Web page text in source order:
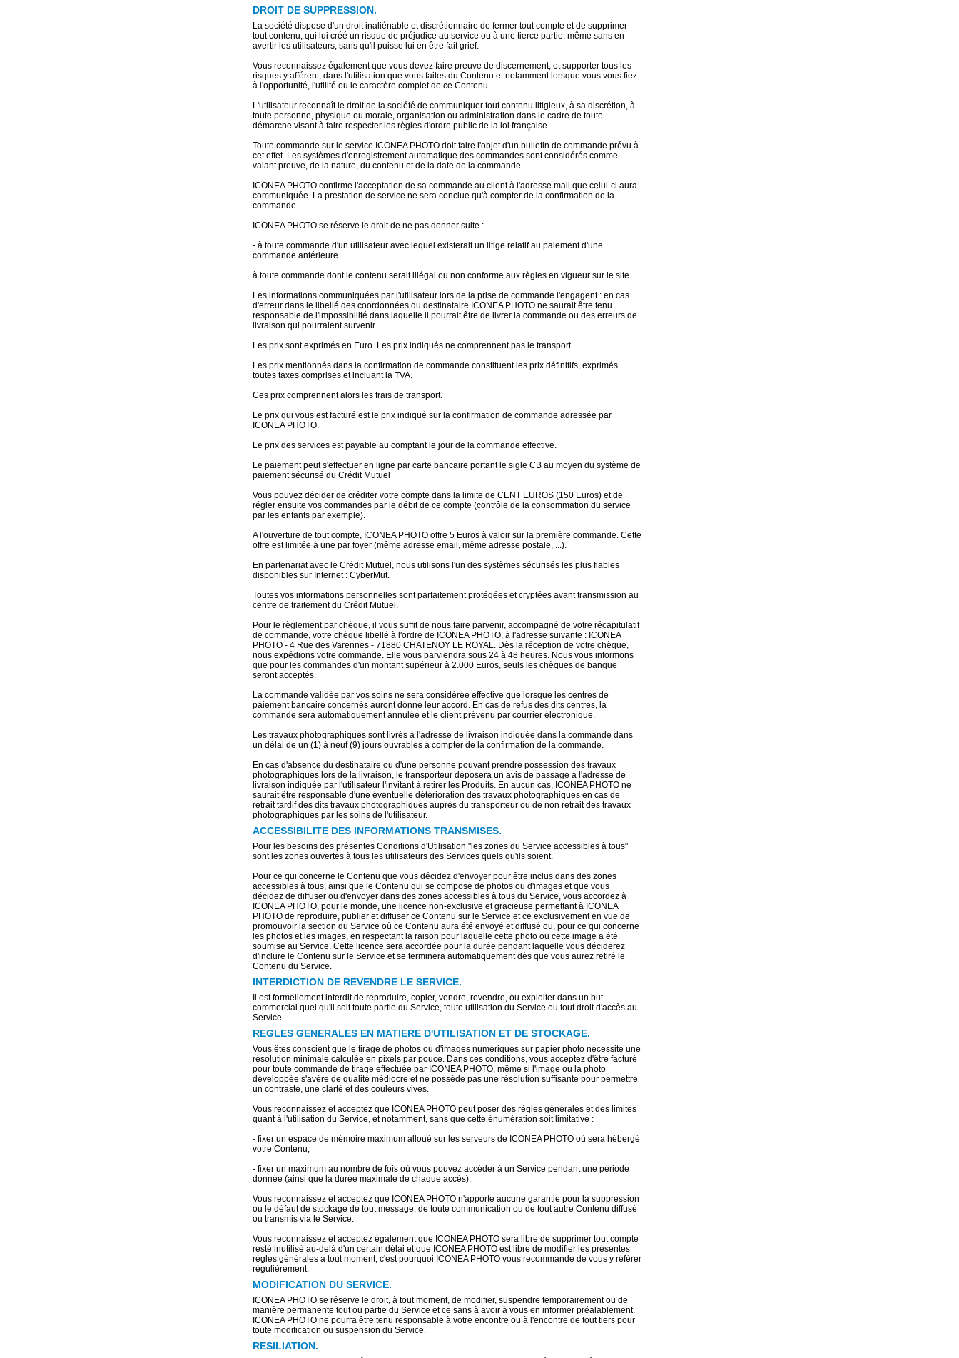
DROIT DE SUPPRESSION.
La société dispose d'un droit inaliénable et discrétionnaire de fermer tout compte et de supprimer
tout contenu, qui lui créé un risque de préjudice au service ou à une tierce partie, même sans en
avertir les utilisateurs, sans qu'il puisse lui en être fait grief.
Vous reconnaissez également que vous devez faire preuve de discernement, et supporter tous les
risques y afférent, dans l'utilisation que vous faites du Contenu et notamment lorsque vous vous fiez
à l'opportunité, l'utilité ou le caractère complet de ce Contenu.
L'utilisateur reconnaît le droit de la société de communiquer tout contenu litigieux, à sa discrétion, à
toute personne, physique ou morale, organisation ou administration dans le cadre de toute
démarche visant à faire respecter les règles d'ordre public de la loi française.
Toute commande sur le service ICONEA PHOTO doit faire l'objet d'un bulletin de commande prévu à
cet effet. Les systèmes d'enregistrement automatique des commandes sont considérés comme
valant preuve, de la nature, du contenu et de la date de la commande.
ICONEA PHOTO confirme l'acceptation de sa commande au client à l'adresse mail que celui-ci aura
communiquée. La prestation de service ne sera conclue qu'à compter de la confirmation de la
commande.
ICONEA PHOTO se réserve le droit de ne pas donner suite :
- à toute commande d'un utilisateur avec lequel existerait un litige relatif au paiement d'une
commande antérieure.
à toute commande dont le contenu serait illégal ou non conforme aux règles en vigueur sur le site
Les informations communiquées par l'utilisateur lors de la prise de commande l'engagent : en cas
d'erreur dans le libellé des coordonnées du destinataire ICONEA PHOTO ne saurait être tenu
responsable de l'impossibilité dans laquelle il pourrait être de livrer la commande ou des erreurs de
livraison qui pourraient survenir.
Les prix sont exprimés en Euro. Les prix indiqués ne comprennent pas le transport.
Les prix mentionnés dans la confirmation de commande constituent les prix définitifs, exprimés
toutes taxes comprises et incluant la TVA.
Ces prix comprennent alors les frais de transport.
Le prix qui vous est facturé est le prix indiqué sur la confirmation de commande adressée par
ICONEA PHOTO.
Le prix des services est payable au comptant le jour de la commande effective.
Le paiement peut s'effectuer en ligne par carte bancaire portant le sigle CB au moyen du système de
paiement sécurisé du Crédit Mutuel
Vous pouvez décider de créditer votre compte dans la limite de CENT EUROS (150 Euros) et de
régler ensuite vos commandes par le débit de ce compte (contrôle de la consommation du service
par les enfants par exemple).
A l'ouverture de tout compte, ICONEA PHOTO offre 5 Euros à valoir sur la première commande. Cette
offre est limitée à une par foyer (même adresse email, même adresse postale, ...).
En partenariat avec le Crédit Mutuel, nous utilisons l'un des systèmes sécurisés les plus fiables
disponibles sur Internet : CyberMut.
Toutes vos informations personnelles sont parfaitement protégées et cryptées avant transmission au
centre de traitement du Crédit Mutuel.
Pour le règlement par chèque, il vous suffit de nous faire parvenir, accompagné de votre récapitulatif
de commande, votre chèque libellé à l'ordre de ICONEA PHOTO, à l'adresse suivante : ICONEA
PHOTO - 4 Rue des Varennes - 71880 CHATENOY LE ROYAL. Dès la réception de votre chèque,
nous expédions votre commande. Elle vous parviendra sous 24 à 48 heures. Nous vous informons
que pour les commandes d'un montant supérieur à 2.000 Euros, seuls les chèques de banque
seront acceptés.
La commande validée par vos soins ne sera considérée effective que lorsque les centres de
paiement bancaire concernés auront donné leur accord. En cas de refus des dits centres, la
commande sera automatiquement annulée et le client prévenu par courrier électronique.
Les travaux photographiques sont livrés à l'adresse de livraison indiquée dans la commande dans
un délai de un (1) à neuf (9) jours ouvrables à compter de la confirmation de la commande.
En cas d'absence du destinataire ou d'une personne pouvant prendre possession des travaux
photographiques lors de la livraison, le transporteur déposera un avis de passage à l'adresse de
livraison indiquée par l'utilisateur l'invitant à retirer les Produits. En aucun cas, ICONEA PHOTO ne
saurait être responsable d'une éventuelle détérioration des travaux photographiques en cas de
retrait tardif des dits travaux photographiques auprès du transporteur ou de non retrait des travaux
photographiques par les soins de l'utilisateur.
ACCESSIBILITE DES INFORMATIONS TRANSMISES.
Pour les besoins des présentes Conditions d'Utilisation "les zones du Service accessibles à tous"
sont les zones ouvertes à tous les utilisateurs des Services quels qu'ils soient.
Pour ce qui concerne le Contenu que vous décidez d'envoyer pour être inclus dans des zones
accessibles à tous, ainsi que le Contenu qui se compose de photos ou d'images et que vous
décidez de diffuser ou d'envoyer dans des zones accessibles à tous du Service, vous accordez à
ICONEA PHOTO, pour le monde, une licence non-exclusive et gracieuse permettant à ICONEA
PHOTO de reproduire, publier et diffuser ce Contenu sur le Service et ce exclusivement en vue de
promouvoir la section du Service où ce Contenu aura été envoyé et diffusé ou, pour ce qui concerne
les photos et les images, en respectant la raison pour laquelle cette photo ou cette image a été
soumise au Service. Cette licence sera accordée pour la durée pendant laquelle vous déciderez
d'inclure le Contenu sur le Service et se terminera automatiquement dès que vous aurez retiré le
Contenu du Service.
INTERDICTION DE REVENDRE LE SERVICE.
Il est formellement interdit de reproduire, copier, vendre, revendre, ou exploiter dans un but
commercial quel qu'il soit toute partie du Service, toute utilisation du Service ou tout droit d'accès au
Service.
REGLES GENERALES EN MATIERE D'UTILISATION ET DE STOCKAGE.
Vous êtes conscient que le tirage de photos ou d'images numériques sur papier photo nécessite une
résolution minimale calculée en pixels par pouce. Dans ces conditions, vous acceptez d'être facturé
pour toute commande de tirage effectuée par ICONEA PHOTO, même si l'image ou la photo
développée s'avère de qualité médiocre et ne possède pas une résolution suffisante pour permettre
un contraste, une clarté et des couleurs vives.
Vous reconnaissez et acceptez que ICONEA PHOTO peut poser des règles générales et des limites
quant à l'utilisation du Service, et notamment, sans que cette énumération soit limitative :
- fixer un espace de mémoire maximum alloué sur les serveurs de ICONEA PHOTO où sera hébergé
votre Contenu,
- fixer un maximum au nombre de fois où vous pouvez accéder à un Service pendant une période
donnée (ainsi que la durée maximale de chaque accès).
Vous reconnaissez et acceptez que ICONEA PHOTO n'apporte aucune garantie pour la suppression
ou le défaut de stockage de tout message, de toute communication ou de tout autre Contenu diffusé
ou transmis via le Service.
Vous reconnaissez et acceptez également que ICONEA PHOTO sera libre de supprimer tout compte
resté inutilisé au-delà d'un certain délai et que ICONEA PHOTO est libre de modifier les présentes
règles générales à tout moment, c'est pourquoi ICONEA PHOTO vous recommande de vous y référer
régulièrement.
MODIFICATION DU SERVICE.
ICONEA PHOTO se réserve le droit, à tout moment, de modifier, suspendre temporairement ou de
manière permanente tout ou partie du Service et ce sans à avoir à vous en informer préalablement.
ICONEA PHOTO ne pourra être tenu responsable à votre encontre ou à l'encontre de tout tiers pour
toute modification ou suspension du Service.
RESILIATION.